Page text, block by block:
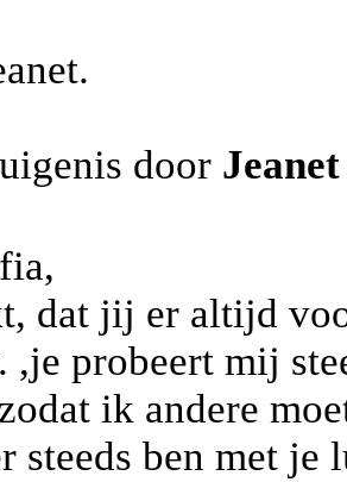
door Jeanet
dat jij er altijd
,je probeert mij
ik andere
steeds ben met je